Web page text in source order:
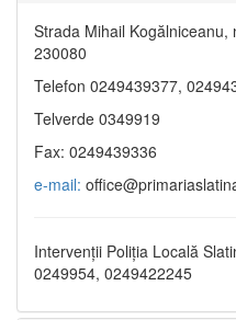
Strada Mihail
230080
Telefon 0249439377,
Telverde 0349919
Fax: 0249439336
e-mail:
Intervenții Poliția Locală
0249954, 0249422245